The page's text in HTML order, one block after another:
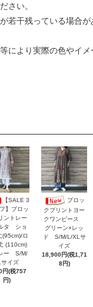
さい。
若干残っている場合
により実際の色やイ
【SALE 3
】ブロッ
ントレー
タ ショ
(95cm)/ロ
(110cm)
ー S/M/
サイズ
円(税757
円)
ブロッ
クプリントヨー
クワンピース
グリーン×レッ
ド S/M/L/XLサ
イズ
18,900円(税1,71
8円)